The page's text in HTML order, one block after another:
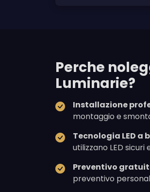
Perche
Luminarie?
Installazione
montaggio e
Tecnologia LED a
utilizzano LED sicuri
Preventivo
preventivo